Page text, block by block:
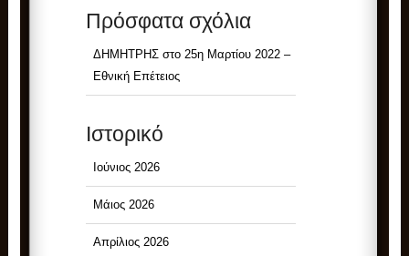
Πρόσφατα σχόλια
ΔΗΜΗΤΡΗΣ στο 25η Μαρτίου 2022 –
Εθνική Επέτειος
Ιστορικό
Ιούνιος 2026
Μάιος 2026
Απρίλιος 2026